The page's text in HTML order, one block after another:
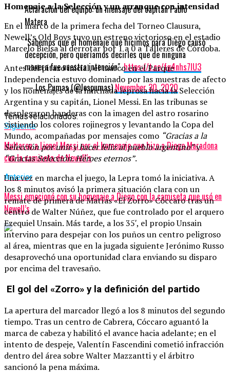
Aclaración del equipo: un mensaje del capitán Pablo
Matera
"Sabemos que el homenaje que hicimos para Diego causó
decepción, pero queríamos decirles que de ninguna
manera fue nuestra intención".https://t.co/fg4nhs7lU3
— Los Pumas (@lospumas)November 30, 2020
Temas relacionados:
Siguente
Multaron a Lionel Messi por el homenaje que hizo a Diego Maradona
con la camiseta de Newell’s
Anterior
Messi emocionó con su homenaje a Diego con la camiseta que usó en
Newell’s
Homenaje a la Selección y un arranque con intensidad
En el marco de la primera fecha del Torneo Clausura,
Newell’s Old Boys tuvo un estreno victorioso en el estadio
Marcelo Bielsa al derrotar por 1 a 0 a Talleres de Córdoba.
Antes del pitazo inicial, el marco en el Parque
Independencia estuvo dominado por las muestras de afecto
y los homenajes de la hinchada leprosa hacia la Selección
Argentina y su capitán, Lionel Messi. En las tribunas se
desplegaron banderas con la imagen del astro rosarino
vistiendo los colores rojinegros y levantando la Copa del
Mundo, acompañadas por mensajes como “Gracias a la
Selección por unir y hacer feliz al pueblo argentino”y
“Gracias Selección. Héroes eternos”.
Una vez en marcha el juego, la Lepra tomó la iniciativa. A
los 8 minutos avisó la primera situación clara con un
remate de primera de Matías «El Zorro» Cóccaro tras un
centro de Walter Núñez, que fue controlado por el arquero
Ezequiel Unsain. Más tarde, a los 35′, el propio Unsain
intervino para despejar con los puños un centro peligroso
al área, mientras que en la jugada siguiente Jerónimo Russo
desaprovechó una oportunidad clara enviando su disparo
por encima del travesaño.
El gol del «Zorro» y la definición del partido
La apertura del marcador llegó a los 8 minutos del segundo
tiempo. Tras un centro de Cabrera, Cóccaro aguantó la
marca de cabeza y habilitó el avance hacia adelante; en el
intento de despeje, Valentín Fascendini cometió infracción
dentro del área sobre Walter Mazzantti y el árbitro
sancionó la pena máxima.